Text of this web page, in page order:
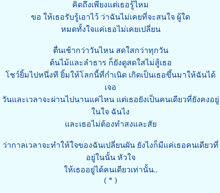
คิดถึงเพียงแต่เธอรู้ไหม
ขอ ให้เธอรับรู้เอาไว้ ว่าฉันไม่เคยที่จะสนใจ ผู้ใด
หมดทั้งใจแค่เธอไม่เคยเปลี่ยน
ตื่นเช้ากว่าวันไหน สดใสกว่าทุกวัน
ต้นไม้และลำธาร ก็ยังดูสดใสไม่สู้เธอ
โชว์ยิ้มไปหนึ่งที ยิ้มให้โลกนี้ที่กำเนิด เกิดเป็นเธอขึ้นมาให้ฉันได้
เจอ
วันและเวลาจะผ่านไปนานแค่ไหน แต่เธอยังเป็นคนเดียวที่ยังคงอยู่
ในใจ ฉันไง
และเธอไม่ต้องทำสงและสัย
ว่ากาลเวลาจะทำให้ใจของฉันเปลี่ยนผัน ยังไงก็มีแค่เธอคนเดียวที่
อยู่ในนั้น หัวใจ
ให้เธออยู่ได้คนเดียวเท่านั้น..
( * )